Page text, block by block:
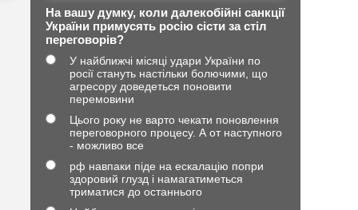
На вашу думку, коли далекобійні санкції
України примусять росію сісти за стіл
переговорів?
У найближчі місяці удари України по
росії стануть настільки болючими, що
агресору доведеться поновити
перемовини
Цього року не варто чекати поновлення
переговорного процесу. А от наступного
- можливо все
рф навпаки піде на ескалацію попри
здоровий глузд і намагатиметься
триматися до останнього